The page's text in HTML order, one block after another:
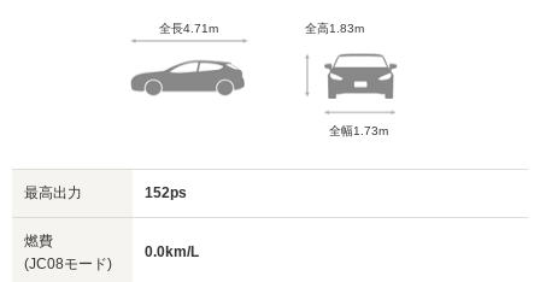
全長4.71m 全高1.83m
全幅1.73m
最高出力 152ps
燃費
(JC08モード)
0.0km/L